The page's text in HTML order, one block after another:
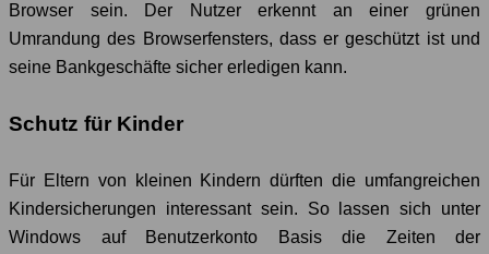
Browser sein. Der Nutzer erkennt an einer grünen
Umrandung des Browserfensters, dass er geschützt ist und
seine Bankgeschäfte sicher erledigen kann.
Schutz für Kinder
Für Eltern von kleinen Kindern dürften die umfangreichen
Kindersicherungen interessant sein. So lassen sich unter
Windows auf Benutzerkonto Basis die Zeiten der